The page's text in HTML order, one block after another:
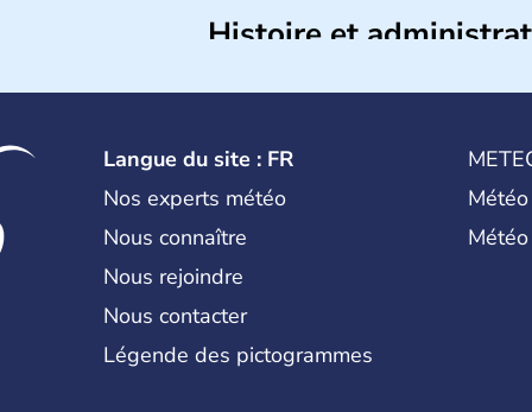
Histoire et
Plus de neuf millions de personnes
Langue du site : FR
Nos experts météo
Nous connaître
Nous rejoindre
Nous contacter
Légende des pictogrammes